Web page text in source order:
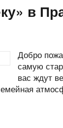
в
Добро
самую
вас ждут